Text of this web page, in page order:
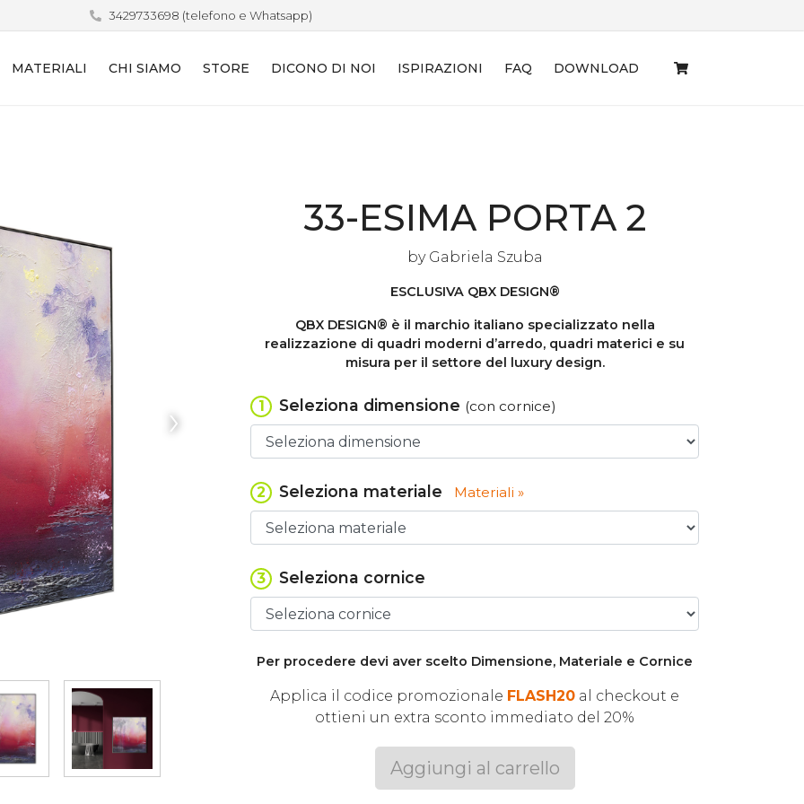
3429733698 (telefono e Whatsapp)
MATERIALI CHI SIAMO STORE DICONO DI NOI ISPIRAZIONI FAQ DOWNLOAD
›
33-ESIMA PORTA 2
by Gabriela Szuba
ESCLUSIVA QBX DESIGN®
QBX DESIGN® è il marchio italiano specializzato nella
realizzazione di quadri moderni d’arredo, quadri materici e su
misura per il settore del luxury design.
1 Seleziona dimensione (con cornice)
2 Seleziona materiale Materiali »
3 Seleziona cornice
Per procedere devi aver scelto Dimensione, Materiale e Cornice
Applica il codice promozionale FLASH20 al checkout e
ottieni un extra sconto immediato del 20%
Aggiungi al carrello